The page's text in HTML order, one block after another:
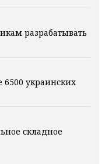
разрабатывать
украинских
складное